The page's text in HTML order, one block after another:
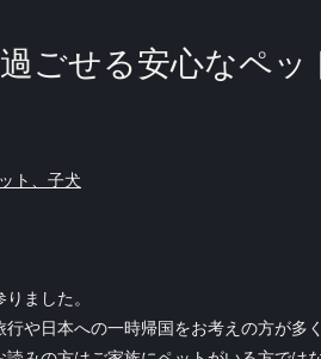
ごせる安心なペッ
ト、子犬
ました。
や日本への一時帰国をお考えの方が多